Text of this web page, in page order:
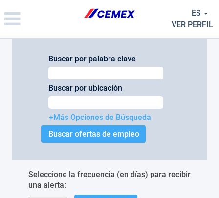
note:
This
ES
VER PERFIL
Buscar por palabra clave
Buscar por ubicación
+Más Opciones de Búsqueda
Seleccione la frecuencia (en días) para recibir
una alerta: